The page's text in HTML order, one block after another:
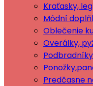
Kraťasky,
Módní
Oblečenie
Overálky,
Podbradníky
Predčasne